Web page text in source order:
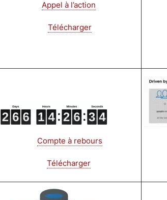
Appel à l’action
Télécharger
Image
Compte à rebours
Télécharger
Image